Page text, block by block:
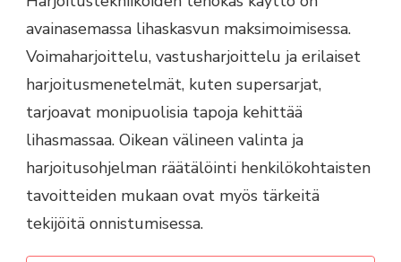
avainasemassa lihaskasvun maksimoimisessa.
Voimaharjoittelu, vastusharjoittelu ja erilaiset
harjoitusmenetelmät, kuten supersarjat,
tarjoavat monipuolisia tapoja kehittää
lihasmassaa. Oikean välineen valinta ja
harjoitusohjelman räätälöinti henkilökohtaisten
tavoitteiden mukaan ovat myös tärkeitä
tekijöitä onnistumisessa.